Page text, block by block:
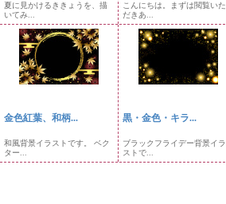
夏に見かけるききょうを、描
いてみ...
こんにちは。まずは閲覧いた
だきあ...
金色紅葉、和柄...
和風背景イラストです。 ベク
ター...
黒・金色・キラ...
ブラックフライデー背景イラ
ストで...